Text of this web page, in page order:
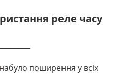
реле часу
набуло поширення у всіх